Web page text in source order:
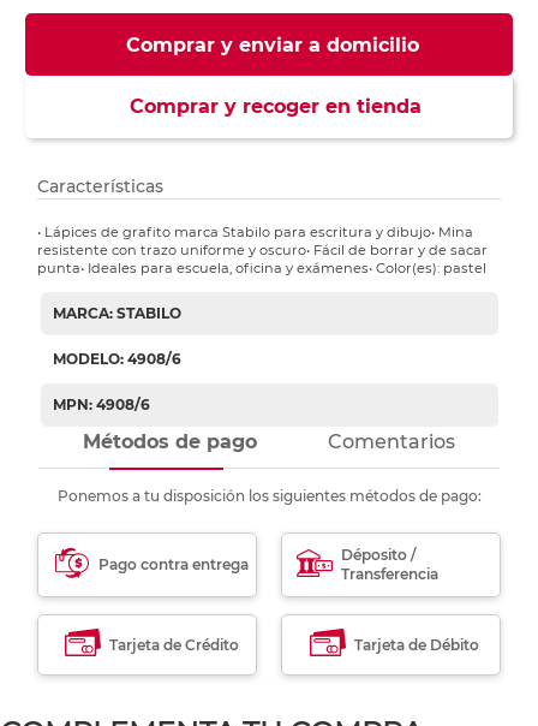
Comprar y enviar a domicilio
Comprar y recoger en tienda
Características
• Lápices de grafito marca Stabilo para escritura y dibujo• Mina
resistente con trazo uniforme y oscuro• Fácil de borrar y de sacar
punta• Ideales para escuela, oficina y exámenes• Color(es): pastel
MARCA: STABILO
MODELO: 4908/6
MPN: 4908/6
Métodos de pago Comentarios
Ponemos a tu disposición los siguientes métodos de pago:
Pago contra entrega
Déposito /
Transferencia
Tarjeta de Crédito Tarjeta de Débito